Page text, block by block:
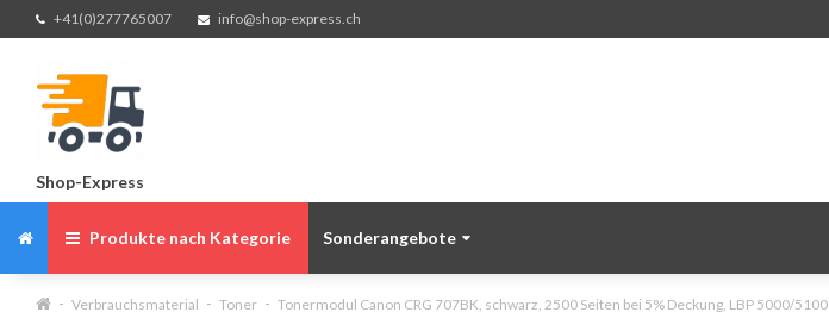
+41(0)277765007 info@shop-express.ch
Shop-Express
Produkte nach Kategorie Sonderangebote
Verbrauchsmaterial Toner Tonermodul Canon CRG 707BK, schwarz, 2500 Seiten bei 5% Deckung, LBP 5000/5100